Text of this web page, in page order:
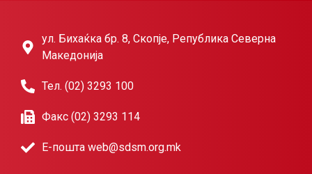
ул. Бихаќка бр. 8, Скопје, Република Северна
Македонија
Тел. (02) 3293 100
Факс (02) 3293 114
Е-пошта web@sdsm.org.mk